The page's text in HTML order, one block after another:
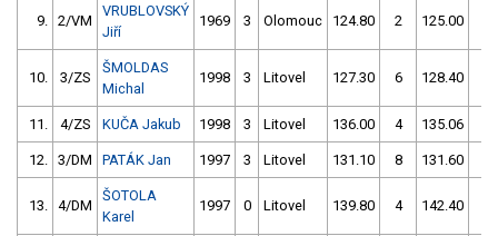
9. 2/VM
VRUBLOVSKÝ
Jiří
1969 3 Olomouc 124.80 2 125.00
10. 3/ZS
ŠMOLDAS
Michal
1998 3 Litovel 127.30 6 128.40
11. 4/ZS KUČA Jakub 1998 3 Litovel 136.00 4 135.06
12. 3/DM PATÁK Jan 1997 3 Litovel 131.10 8 131.60
13. 4/DM
ŠOTOLA
Karel
1997 0 Litovel 139.80 4 142.40